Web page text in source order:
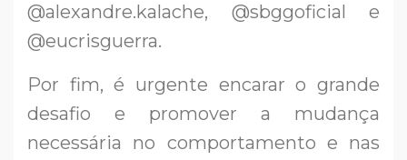
@alexandre.kalache, @sbggoficial e
@eucrisguerra.
Por fim, é urgente encarar o grande
desafio e promover a mudança
necessária no comportamento e nas